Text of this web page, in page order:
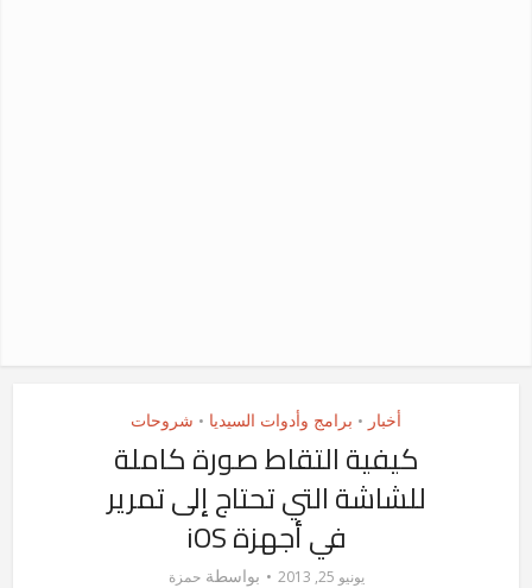
أخبار • برامج وأدوات السيديا • شروحات
كيفية التقاط صورة كاملة
للشاشة التي تحتاج إلى تمرير
في أجهزة iOS
يونيو 25, 2013 بواسطةحمزة